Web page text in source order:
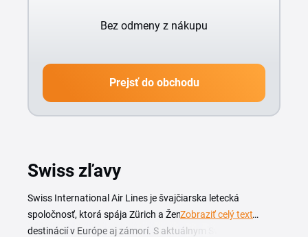
Bez odmeny z nákupu
Prejsť do obchodu
Swiss zľavy
Swiss International Air Lines je švajčiarska letecká
spoločnosť, ktorá spája Zürich a Ženevu s desiatkami
destinácií v Európe aj zámorí. S aktuálnym Swiss zľavovým
Zobraziť celý text